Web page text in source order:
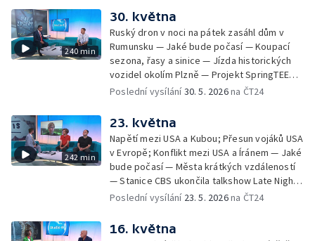
tenisové výkony na Roland Garros —
Smrtelné nehody motorkářů na českých
silnicích — Mezinárodní festival nového
cirkusu Cirk-UFF — Ošetření po bodnutí
hmyzem — 113. ročník veslařského závodu
Primátorky — Zelenskyj navrhl v dopise
Putinovi schůzku; Putin jednal se
for People — Den otevřených dveří
Archeologického centra Olomouc —
Blahořečení kněží Buly a Drboly — Bahna
2026: defilé historické vojenské techniky
240 min
30. května
Ruský dron v noci na pátek zasáhl dům v
Rumunsku — Jaké bude počasí — Koupací
sezona, řasy a sinice — Jízda historických
vozidel okolím Plzně — Projekt SpringTEEN
— Černé ovce: komplikace při odletu na
Podještědí — Vědci rozluštili tzv. Borgovu
šifru — Festival Karoliny Světlé —
Roztroušenou sklerózu se daří zachytit včas
— Pořad Zkraje o černých stavbách —
Dohoda o prodloužení příměří mezi USA a
Íránem — Příběhy z pitevny: povolání
soudního znalce — Mezi ploty 2026 — Velký
Paraple — LAVRS Market — Preventivní akce
Poslední vysílání30. 5. 2026na ČT24
242 min
23. května
Napětí mezi USA a Kubou; Přesun vojáků USA
v Evropě; Konflikt mezi USA a Íránem — Jaké
bude počasí — Města krátkých vzdáleností
— Stanice CBS ukončila talkshow Late Night
— Obnova historického větrného mlýna u
bankéře — Vědci objasňují zmizení
Franklinovy expedice — Bezpečnostní
Poslední vysílání 23. 5. 2026na ČT24
16. května